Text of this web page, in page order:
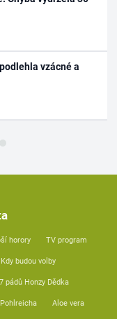
vzácné a
horory TV program
Kdy budou volby
7 pádů Honzy Dědka
Aloe vera